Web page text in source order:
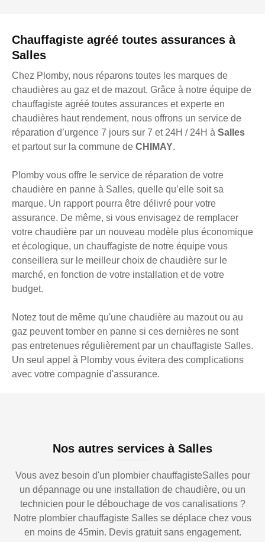
Chauffagiste agréé toutes assurances à
Salles
Chez Plomby, nous réparons toutes les marques de
chaudières au gaz et de mazout. Grâce à notre équipe de
chauffagiste agréé toutes assurances et experte en
chaudières haut rendement, nous offrons un service de
réparation d’urgence 7 jours sur 7 et 24H / 24H à Salles
et partout sur la commune de CHIMAY.
Plomby vous offre le service de réparation de votre
chaudière en panne à Salles, quelle qu’elle soit sa
marque. Un rapport pourra être délivré pour votre
assurance. De même, si vous envisagez de remplacer
votre chaudière par un nouveau modèle plus économique
et écologique, un chauffagiste de notre équipe vous
conseillera sur le meilleur choix de chaudière sur le
marché, en fonction de votre installation et de votre
budget.
Notez tout de même qu'une chaudière au mazout ou au
gaz peuvent tomber en panne si ces dernières ne sont
pas entretenues régulièrement par un chauffagiste Salles.
Un seul appel à Plomby vous évitera des complications
avec votre compagnie d'assurance.
Nos autres services à Salles
Vous avez besoin d'un plombier chauffagisteSalles pour
un dépannage ou une installation de chaudière, ou un
technicien pour le débouchage de vos canalisations ?
Notre plombier chauffagiste Salles se déplace chez vous
en moins de 45min. Devis gratuit sans engagement.